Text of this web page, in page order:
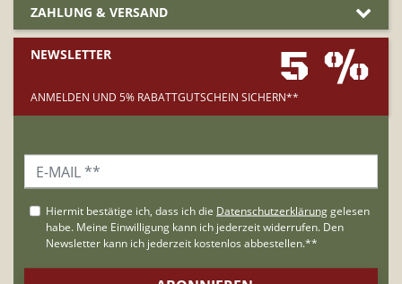
ZAHLUNG & VERSAND
NEWSLETTER 5 %
ANMELDEN UND 5% RABATTGUTSCHEIN SICHERN**